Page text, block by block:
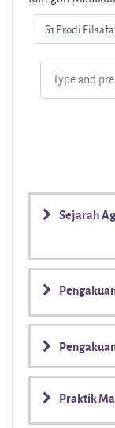
Sejarah
Praktik